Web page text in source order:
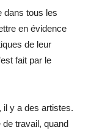
dans tous les
en évidence
de leur
fait par le
il y a des artistes.
travail, quand